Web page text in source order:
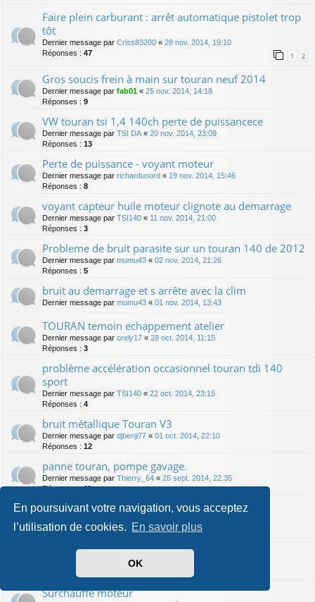
En poursuivant votre navigation, vous acceptez
l’utilisation de cookies. En savoir plus
OK
Faire plein carburant : arrêt automatique pistolet trop
tôt
Dernier message par Criss83200 « 28 nov. 2014, 19:10
Réponses : 47 1 2
Gros soucis frein à main sur touran neuf 2014
Dernier message par fab01 « 25 nov. 2014, 14:18
Réponses : 9
VW touran tsi 1,4 140ch perte de puissancece
Dernier message par TSI DA « 20 nov. 2014, 23:09
Réponses : 13
Perte de puissance - voyant moteur
Dernier message par richardunord « 19 nov. 2014, 15:46
Réponses : 8
voyant capteur huile moteur clignote au demarrage
Dernier message par TSI140 « 11 nov. 2014, 21:00
Réponses : 3
Probleme de bruit parasite sur un touran 140 de 2012
Dernier message par mumu43 « 02 nov. 2014, 21:26
Réponses : 5
bruit au demarrage et s arrête avec la clim
Dernier message par mumu43 « 01 nov. 2014, 13:43
TOURAN temoin echappement atelier
Dernier message par orely17 « 28 oct. 2014, 11:15
Réponses : 3
problème accélération occasionnel touran tdi 140
sport
Dernier message par TSI140 « 22 oct. 2014, 23:15
Réponses : 4
bruit métallique Touran V3
Dernier message par djbenji77 « 01 oct. 2014, 22:10
Réponses : 12
panne touran, pompe gavage.
Dernier message par Thierry_64 « 25 sept. 2014, 22:35
Réponses :11
Bruit de grincement / couinement
Réponses : 2
Panne sur touran 2.0 tdi
Flo91«
Réponses :
Surchauffe moteur